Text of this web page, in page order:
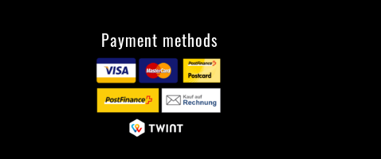
Payment methods